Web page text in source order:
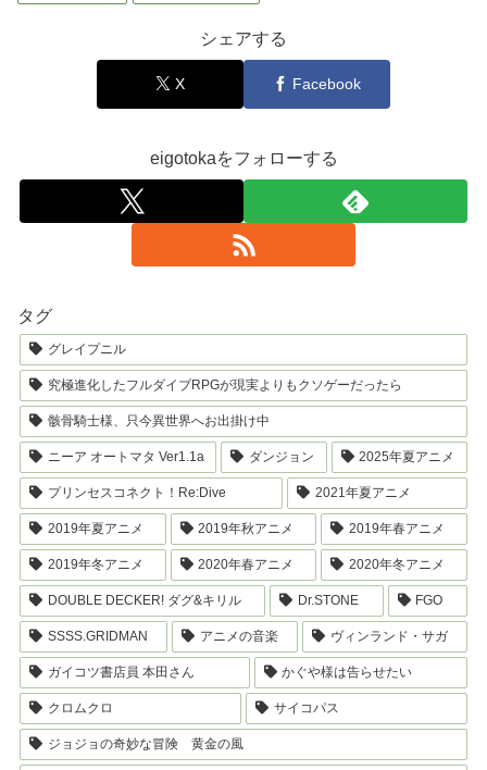
シェアする
X Facebook
eigotokaをフォローする
タグ
グレイプニル
究極進化したフルダイブRPGが現実よりもクソゲーだったら
骸骨騎士様、只今異世界へお出掛け中
ニーア オートマタ Ver1.1a ダンジョン 2025年夏アニメ
プリンセスコネクト！Re:Dive 2021年夏アニメ
2019年夏アニメ 2019年秋アニメ 2019年春アニメ
2019年冬アニメ 2020年春アニメ 2020年冬アニメ
DOUBLE DECKER! ダグ&キリル Dr.STONE FGO
SSSS.GRIDMAN アニメの音楽 ヴィンランド・サガ
ガイコツ書店員 本田さん かぐや様は告らせたい
クロムクロ サイコパス
ジョジョの奇妙な冒険 黄金の風